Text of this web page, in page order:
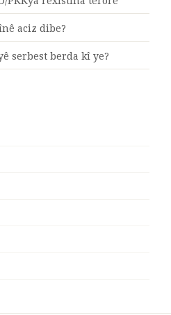
aciz dibe?
serbest berda kî ye?